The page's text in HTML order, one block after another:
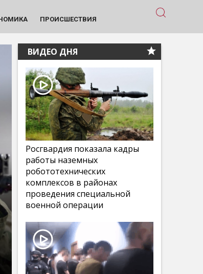
ПРОИСШЕСТВИЯ
ВИДЕО ДНЯ
Росгвардия показала кадры
работы наземных
робототехнических
комплексов в районах
проведения специальной
военной операции